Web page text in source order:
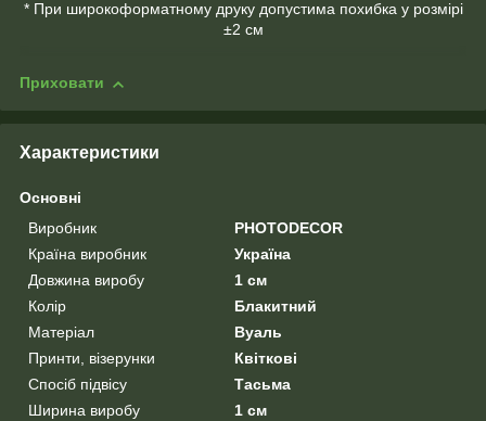
* При широкоформатному друку допустима похибка у розмірі
±2 см
Приховати
Характеристики
Основні
Виробник
PHOTODECOR
Країна виробник
Україна
Довжина виробу
1 см
Колір
Блакитний
Матеріал
Вуаль
Принти, візерунки
Квіткові
Спосіб підвісу
Тасьма
Ширина виробу
1 см